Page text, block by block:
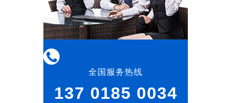
全国服务热线
137 0185 0034